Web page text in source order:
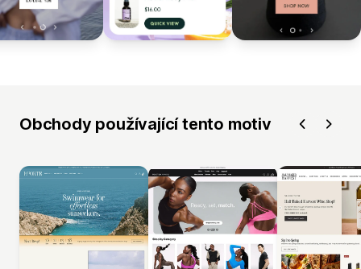
Obchody používající tento motiv